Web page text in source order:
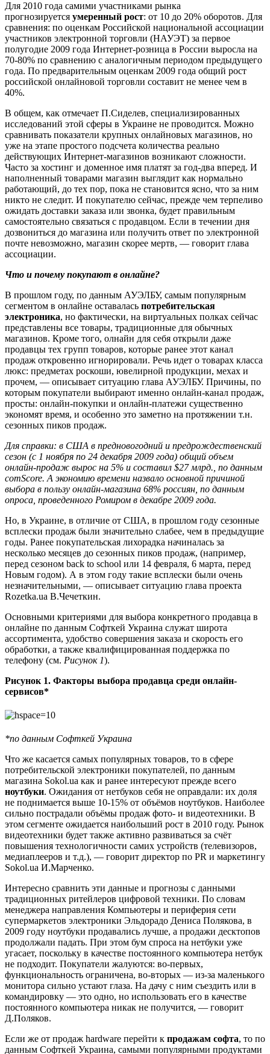
Для 2010 года самими участниками рынка
прогнозируется умеренный рост: от 10 до 20% оборотов. Для
сравнения: по оценкам Российской национальной ассоциации
участников электронной торговли (НАУЭТ) за первое
полугодие 2009 года Интернет-розница в России выросла на
70-80% по сравнению с аналогичным периодом предыдущего
года. По предварительным оценкам 2009 года общий рост
российской онлайновой торговли составит не менее чем в
40%.
В общем, как отмечает П.Сиделев, специализированных
исследований этой сферы в Украине не проводится. Можно
сравнивать показатели крупных онлайновых магазинов, но
уже на этапе простого подсчета количества реально
действующих Интернет-магазинов возникают сложности.
Часто за хостинг и доменное имя платят за год-два вперед. И
наполненный товарами магазин выглядит как нормально
работающий, до тех пор, пока не становится ясно, что за ним
никто не следит. И покупателю сейчас, прежде чем терпеливо
ожидать доставки заказа или звонка, будет правильным
самостоятельно связаться с продавцом. Если в течении дня
дозвониться до магазина или получить ответ по электронной
почте невозможно, магазин скорее мертв, — говорит глава
ассоциации.
Что и почему покупают в онлайне?
В прошлом году, по данным АУЭЛБУ, самым популярным
сегментом в онлайне оставалась потребительская
электроника, но фактически, на виртуальных полках сейчас
представлены все товары, традиционные для обычных
магазинов. Кроме того, олнайн для себя открыли даже
продавцы тех групп товаров, которые ранее этот канал
продаж откровенно игнорировали. Речь идет о товарах класса
люкс: предметах роскоши, ювелирной продукции, мехах и
прочем, — описывает ситуацию глава АУЭЛБУ. Причины, по
которым покупатели выбирают именно онлайн-канал продаж,
просты: онлайн-покупки и онлайн-платежи существенно
экономят время, и особенно это заметно на протяжении т.н.
сезонных пиков продаж.
Для справки: в США в предновогодний и предрождественский
сезон (с 1 ноября по 24 декабря 2009 года) общий объем
онлайн-продаж вырос на 5% и составил $27 млрд., по данным
comScore. А экономию времени назвало основной причиной
выбора в пользу онлайн-магазина 68% россиян, по данным
опроса, проведенного Ромиром в декабре 2009 года.
Но, в Украине, в отличие от США, в прошлом году сезонные
всплески продаж были значительно слабее, чем в предыдущие
годы. Ранее покупательская лихорадка начиналась за
несколько месяцев до сезонных пиков продаж, (например,
перед сезоном back to school или 14 февраля, 6 марта, перед
Новым годом). А в этом году такие всплески были очень
незначительными, — описывает ситуацию глава проекта
Rozetka.ua В.Чечеткин.
Основными критериями для выбора конкретного продавца в
онлайне по данным Софткей Украина служат широта
ассортимента, удобство совершения заказа и скорость его
обработки, а также квалифицированная поддержка по
телефону (см. Рисунок 1).
Рисунок 1. Факторы выбора продавца среди онлайн-
сервисов*
*по данным Софткей Украина
Что же касается самых популярных товаров, то в сфере
потребительской электроники покупателей, по данным
магазина Sokol.ua как и ранее интересуют прежде всего
ноутбуки. Ожидания от нетбуков себя не оправдали: их доля
не поднимается выше 10-15% от объёмов ноутбуков. Наиболее
сильно пострадали объёмы продаж фото- и видеотехники. В
этом сегменте ожидается наибольший рост в 2010 году. Рынок
видеотехники будет также активно развиваться за счёт
повышения технологичности самих устройств (телевизоров,
медиаплееров и т.д.), — говорит директор по PR и маркетингу
Sokol.ua И.Марченко.
Интересно сравнить эти данные и прогнозы с данными
традиционных ритейлеров цифровой техники. По словам
менеджера направления Компьютеры и периферия сети
супермаркетов электроники Эльдорадо Дениса Полякова, в
2009 году ноутбуки продавались лучше, а продажи десктопов
продолжали падать. При этом бум спроса на нетбуки уже
угасает, поскольку в качестве постоянного компьютера нетбук
не подходит. Покупатели жалуются: во-первых,
функциональность ограничена, во-вторых — из-за маленького
монитора сильно устают глаза. На дачу с ним съездить или в
командировку — это одно, но использовать его в качестве
постоянного компьютера никак не получится, — говорит
Д.Поляков.
Если же от продаж hardware перейти к продажам софта, то по
данным Софткей Украина, самыми популярными продуктами